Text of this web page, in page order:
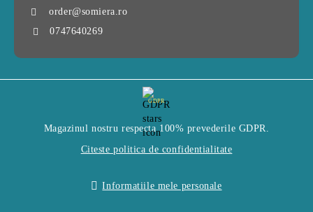
order@somiera.ro
0747640269
GDPR
Magazinul nostru respecta 100% prevederile GDPR.
Citeste politica de confidentialitate
Informatiile mele personale